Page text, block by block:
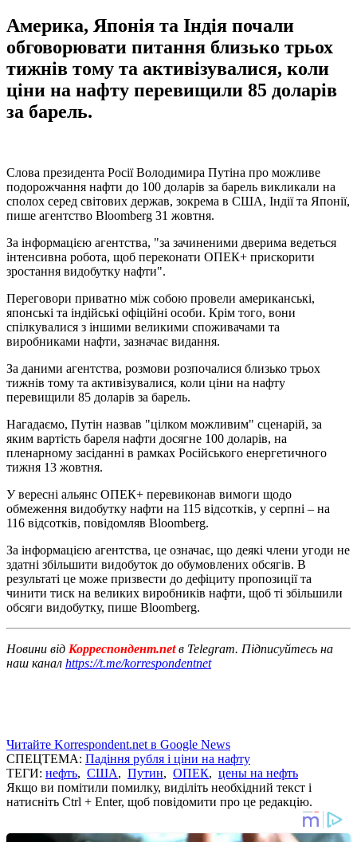
Америка, Японія та Індія почали
обговорювати питання близько трьох
тижнів тому та активізувалися, коли
ціни на нафту перевищили 85 доларів
за барель.
Слова президента Росії Володимира Путіна про можливе
подорожчання нафти до 100 доларів за барель викликали на
сполох серед світових держав, зокрема в США, Індії та Японії,
пише агентство Bloomberg 31 жовтня.
За інформацією агентства, "за зачиненими дверима ведеться
інтенсивна робота, щоб переконати ОПЕК+ прискорити
зростання видобутку нафти".
Переговори приватно між собою провели американські,
японські та індійські офіційні особи. Крім того, вони
спілкувалися з іншими великими споживачами та
виробниками нафти, зазначає видання.
За даними агентства, розмови розпочалися близько трьох
тижнів тому та активізувалися, коли ціни на нафту
перевищили 85 доларів за барель.
Нагадаємо, Путін назвав "цілком можливим" сценарій, за
яким вартість бареля нафти досягне 100 доларів, на
пленарному засіданні в рамках Російського енергетичного
тижня 13 жовтня.
У вересні альянс ОПЕК+ перевиконав вимоги щодо
обмеження видобутку нафти на 115 відсотків, у серпні – на
116 відсотків, повідомляв Bloomberg.
За інформацією агентства, це означає, що деякі члени угоди не
здатні збільшити видобуток до обумовлених обсягів. В
результаті це може призвести до дефіциту пропозиції та
чинити тиск на великих виробників нафти, щоб ті збільшили
обсяги видобутку, пише Bloomberg.
Новини від Корреспондент.netв Telegram. Підписуйтесь на
наш канал https://t.me/korrespondentnet
Читайте Korrespondent.net в Google News
СПЕЦТЕМА: Падіння рубля і ціни на нафту
ТЕГИ: нефть, США, Путин, ОПЕК, цены на нефть
Якщо ви помітили помилку, виділіть необхідний текст і
натисніть Ctrl + Enter, щоб повідомити про це редакцію.